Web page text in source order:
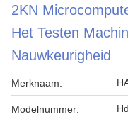
2KN
Het Testen
Nauwkeurigheid
Merknaam:
Modelnummer: